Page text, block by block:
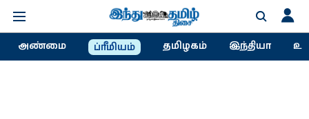
அண்மை ப்ரீமியம் தமிழகம் இந்தியா